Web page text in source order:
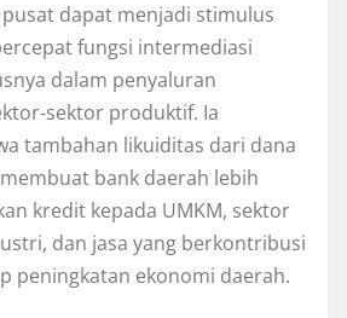
dapat menjadi stimulus
fungsi intermediasi
dalam penyaluran
sektor produktif. Ia
tambahan likuiditas dari dana
bank daerah lebih
kredit kepada UMKM, sektor
dan jasa yang berkontribusi
peningkatan ekonomi daerah.